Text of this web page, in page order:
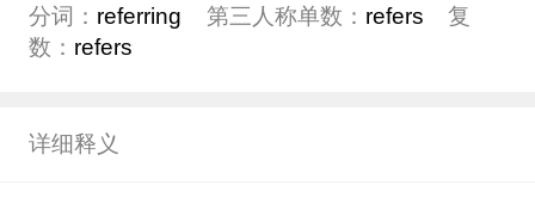
分词： referring 第三人称单数： refers
复
数： refers
详细释义